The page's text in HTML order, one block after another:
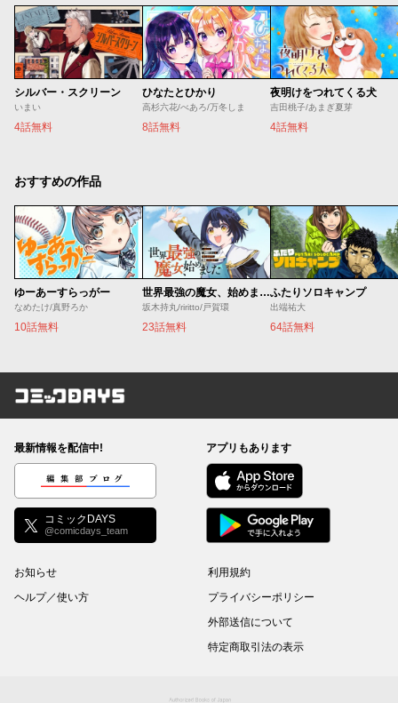
シルバー・スクリーン
いまい
4話無料
ひなたとひかり
高杉六花/べあろ/万冬しま
8話無料
夜明けをつれてくる犬
吉田桃子/あまぎ夏芽
4話無料
おすすめの作品
ゆーあーすらっがー
なめたけ/真野ろか
10話無料
世界最強の魔女、始めました ～私だけ『攻略サイト』を見れる世界で自由に生きます～
坂木持丸/riritto/戸賀環
23話無料
ふたりソロキャンプ
出端祐大
64話無料
コミックDAYS
最新情報を配信中!
編集部ブログ
コミックDAYS
@comicdays_team
アプリもあります
お知らせ
ヘルプ／使い方
利用規約
プライバシーポリシー
外部送信について
特定商取引法の表示